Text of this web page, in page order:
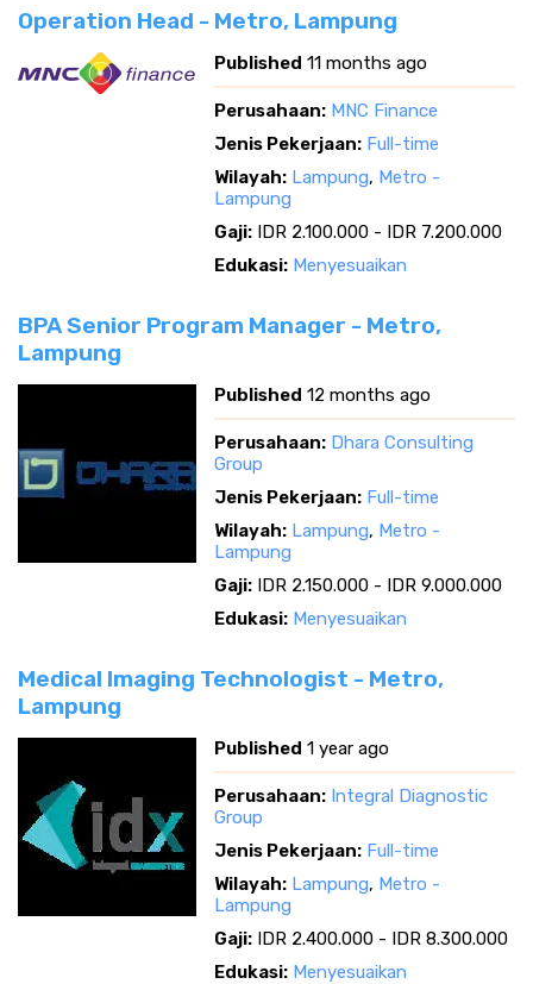
Operation Head - Metro, Lampung
Published 11 months ago
Perusahaan: MNC Finance
Jenis Pekerjaan: Full-time
Wilayah: Lampung, Metro -
Lampung
Gaji: IDR 2.100.000 - IDR 7.200.000
Edukasi: Menyesuaikan
BPA Senior Program Manager - Metro,
Lampung
Published 12 months ago
Perusahaan: Dhara Consulting
Group
Jenis Pekerjaan: Full-time
Wilayah: Lampung, Metro -
Lampung
Gaji: IDR 2.150.000 - IDR 9.000.000
Edukasi: Menyesuaikan
Medical Imaging Technologist - Metro,
Lampung
Published 1 year ago
Perusahaan: Integral Diagnostic
Group
Jenis Pekerjaan: Full-time
Wilayah: Lampung, Metro -
Lampung
Gaji: IDR 2.400.000 - IDR 8.300.000
Edukasi: Menyesuaikan